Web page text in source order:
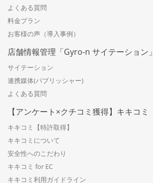
よくある質問
料金プラン
お客様の声（導入事例）
店舗情報管理「Gyro-n サイテーション」
サイテーション
連携媒体(パブリッシャー)
よくある質問
【アンケート×クチコミ獲得】キキコミ
キキコミ【特許取得】
キキコミについて
安全性へのこだわり
キキコミ for EC
キキコミ利用ガイドライン